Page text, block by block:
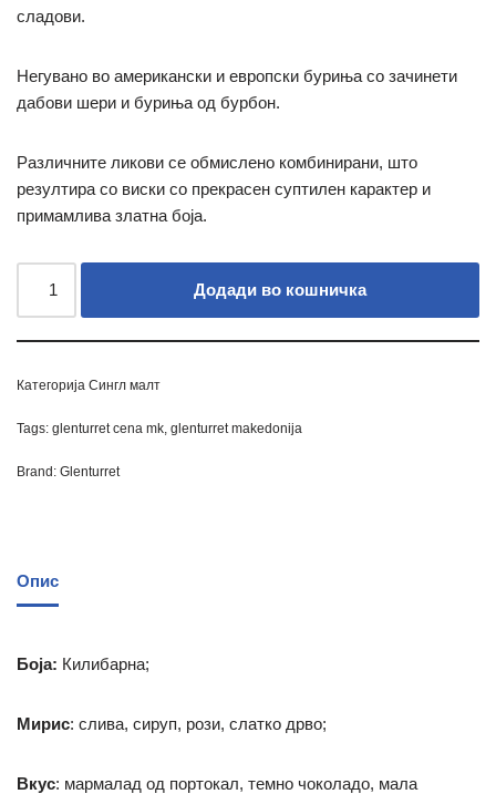
сладови.
Негувано во американски и европски буриња со зачинети
дабови шери и буриња од бурбон.
Различните ликови се обмислено комбинирани, што
резултира со виски со прекрасен суптилен карактер и
примамлива златна боја.
Додади во кошничка
Категорија Сингл малт
Tags: glenturret cena mk, glenturret makedonija
Brand: Glenturret
Опис
Боја: Килибарна;
Мирис: слива, сируп, рози, слатко дрво;
Вкус: мармалад од портокал, темно чоколадо, мала